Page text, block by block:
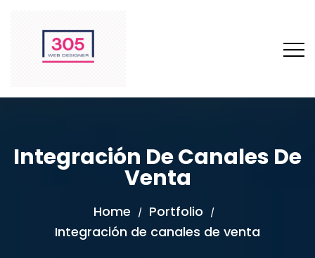
Integración De Canales De
Venta
Home / Portfolio /
Integración de canales de venta